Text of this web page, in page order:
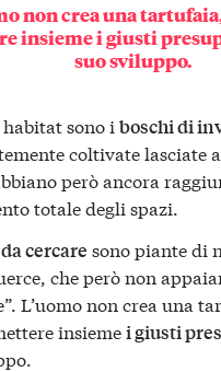
non crea una
insieme i giusti
suo sviluppo.
sono iboschi di
coltivate lasciate
però ancora
totale degli spazi.
cercare sono piante di
che però non
L’uomo non crea una
insiemei giusti